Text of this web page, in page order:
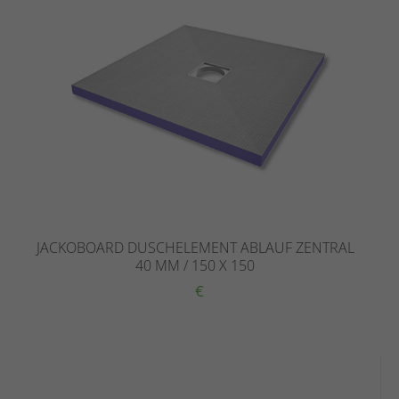
JACKOBOARD DUSCHELEMENT ABLAUF ZENTRAL
40 MM / 150 X 150
€